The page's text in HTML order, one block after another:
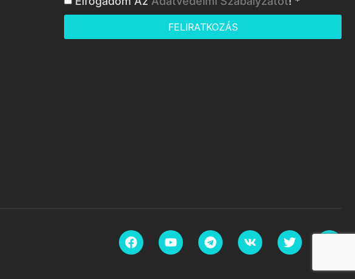
FELIRATKOZÁS